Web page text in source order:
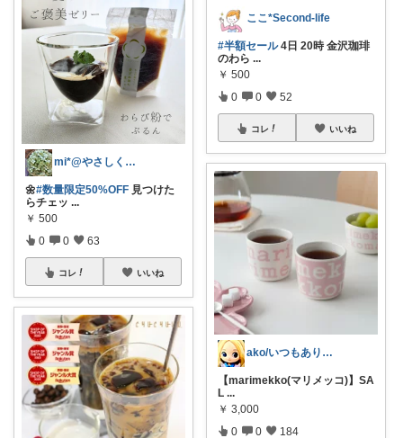
mi*@やさしく整う暮らし
🌼#数量限定50%OFF 見つけた
らチェッ ...
￥ 500
0 0 63
コレ いいね
ここ*Second-life
#半額セール4日 20時 金沢珈琲
のわら ...
￥ 500
0 0 52
コレ いいね
ako/いつもありがとう🌈5日感謝
【marimekko(マリメッコ)】SA
L ...
￥ 3,000
0 0 184